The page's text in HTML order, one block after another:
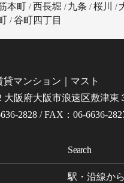
本町 西長堀 九条 桜川
谷町四丁目
貸マンション｜マスト
大阪府大阪市浪速区敷津東
2828 / FAX：06-6636-
Search
駅・沿線か